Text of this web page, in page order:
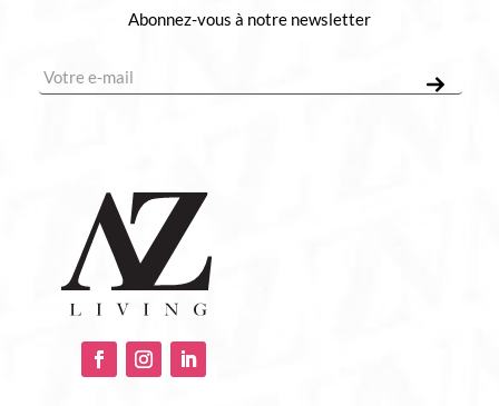
Abonnez-vous à notre newsletter